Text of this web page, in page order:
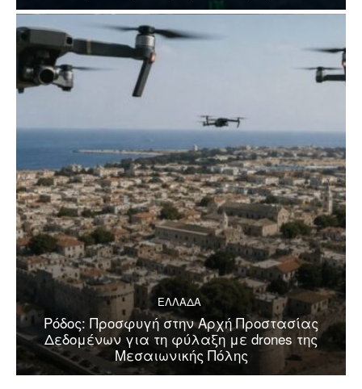
ΕΛΛΑΔΑ
Ρόδος: Προσφυγή στην Αρχή Προστασίας
Δεδομένων για τη φύλαξη με drones της
Μεσαιωνικής Πόλης